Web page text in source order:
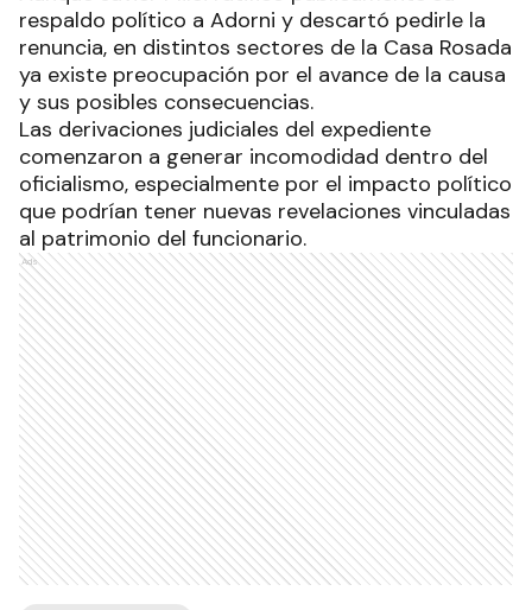
respaldo político a Adorni y descartó pedirle la
renuncia, en distintos sectores de la Casa Rosada
ya existe preocupación por el avance de la causa
y sus posibles consecuencias.
Las derivaciones judiciales del expediente
comenzaron a generar incomodidad dentro del
oficialismo, especialmente por el impacto político
que podrían tener nuevas revelaciones vinculadas
al patrimonio del funcionario.
Ads